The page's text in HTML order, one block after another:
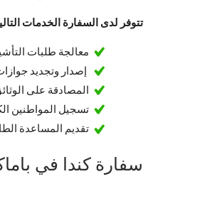
تتوفر لدى السفارة الخدمات
معالجة طلبات
إصدار وتجديد
المصادقة على
تسجيل المواطنين
تقديم المساعدة
سفارة كندا في